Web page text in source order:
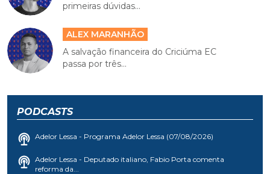
primeiras dúvidas...
ALEX MARANHÃO
A salvação financeira do Criciúma EC
passa por três...
PODCASTS
Adelor Lessa - Programa Adelor Lessa (07/08/2026)
Adelor Lessa - Deputado italiano, Fabio Porta comenta
reforma da...